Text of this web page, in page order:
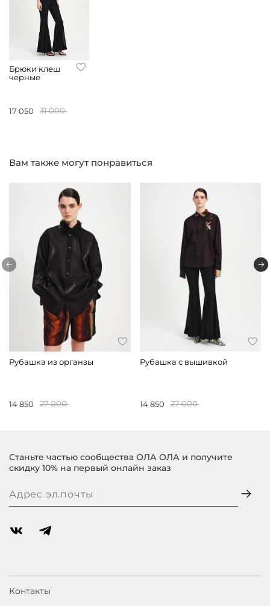
Брюки клеш
черные
17 050 31 000
Вам также могут понравиться
Рубашка из органзы
14 850 27 000
Рубашка с вышивкой
14 850 27 000
Контакты
Станьте частью сообщества ОЛА ОЛА и получите
скидку 10% на первый онлайн заказ